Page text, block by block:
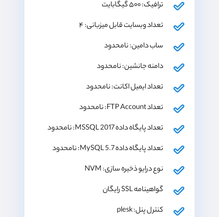
ترافیک: ۵۰۰ گیگابایت
تعداد وبسایت قابل میزبانی: ۴
ساب دامین: نامحدود
دامنه جانشین: نامحدود
تعداد ایمیل اکانت: نامحدود
تعداد FTP Account: نامحدود
تعداد پایگاه داده MSSQL 2017: نامحدود
تعداد پایگاه داده MySQL 5.7: نامحدود
نوع درایو ذخیره سازی: NVM
گواهینامه SSL رایگان
کنترل پنل: plesk